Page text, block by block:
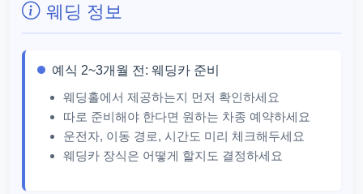
웨딩 정보
예식 2~3개월 전: 웨딩카 준비
웨딩홀에서 제공하는지 먼저 확인하세요
따로 준비해야 한다면 원하는 차종 예약하세요
운전자, 이동 경로, 시간도 미리 체크해두세요
웨딩카 장식은 어떻게 할지도 결정하세요